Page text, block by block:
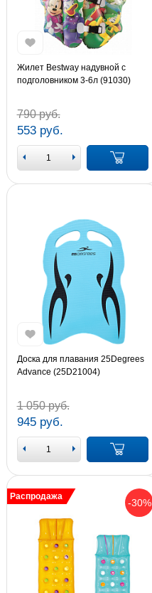
Жилет Bestway надувной с
подголовником 3-6л (91030)
790 руб.
553 руб.
Доска для плавания 25Degrees
Advance (25D21004)
1 050 руб.
945 руб.
-30%
Распродажа